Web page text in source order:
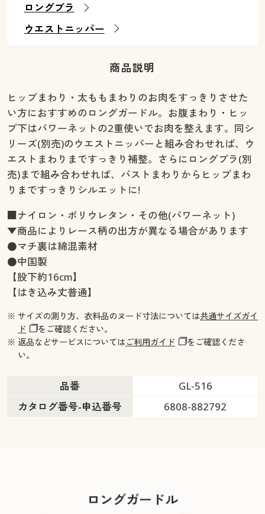
ロングブラ
ウエストニッパー
商品説明
ヒップまわり・太ももまわりのお肉をすっきりさせた
い方におすすめのロングガードル。お腹まわり・ヒッ
プ下はパワーネットの2重使いでお肉を整えます。同シ
リーズ(別売)のウエストニッパーと組み合わせれば、ウ
エストまわりまですっきり補整。さらにロングブラ(別
売)まで組み合わせれば、バストまわりからヒップまわ
りまですっきりシルエットに!
■ナイロン・ポリウレタン・その他(パワーネット)
▼商品によりレース柄の出方が異なる場合があります
●マチ裏は綿混素材
●中国製
【股下約16cm】
【はき込み丈普通】
※ サイズの測り方、衣料品のヌード寸法については共通サイズガイ
ド
をご確認ください。
※ 返品などサービスについてはご利用ガイド
をご確認くださ
い。
品番
GL-516
カタログ番号-申込番号
6808-882792
ロングガードル